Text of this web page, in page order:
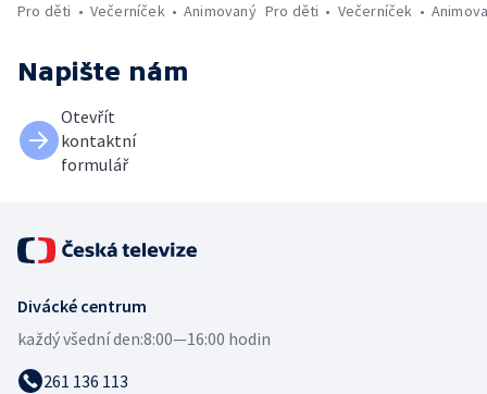
Pro děti
Večerníček Animovaný Pro děti
Večerníček
Napište nám
Otevřít
kontaktní
formulář
Divácké centrum
každý všední den:8:00—16:00 hodin
261 136 113